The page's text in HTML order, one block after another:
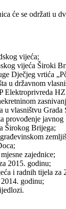
će se održati u
vijeća;
vijeća Široki
Dječjeg vrtića
u državnom
Elektroprivreda
u vlasništvu
provođenje javnog
Širokog Brijega;
zajednice;
2015. godinu;
i radnih tijela za
godinu;